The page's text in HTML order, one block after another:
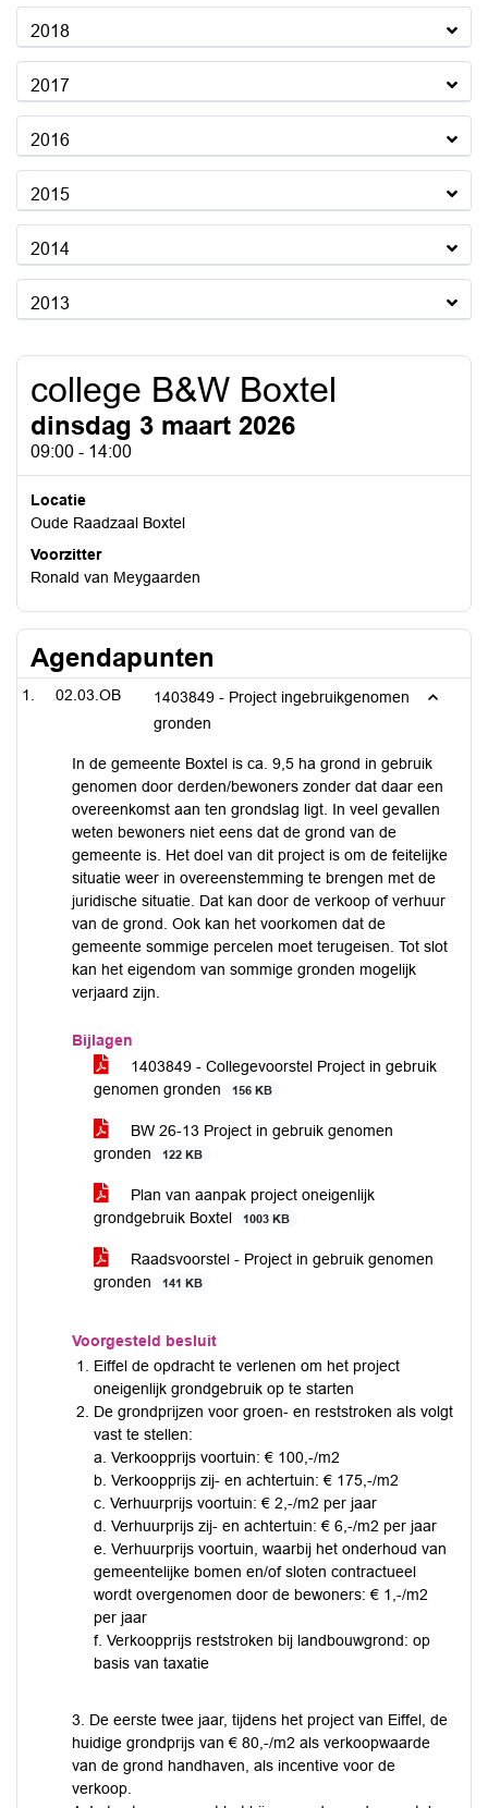
2018
2017
2016
2015
2014
2013
college B&W Boxtel
dinsdag 3 maart 2026
09:00 - 14:00
Locatie
Oude Raadzaal Boxtel
Voorzitter
Ronald van Meygaarden
Agendapunten
02.03.OB
1403849 - Project ingebruikgenomen
gronden
In de gemeente Boxtel is ca. 9,5 ha grond in gebruik
genomen door derden/bewoners zonder dat daar een
overeenkomst aan ten grondslag ligt. In veel gevallen
weten bewoners niet eens dat de grond van de
gemeente is. Het doel van dit project is om de feitelijke
situatie weer in overeenstemming te brengen met de
juridische situatie. Dat kan door de verkoop of verhuur
van de grond. Ook kan het voorkomen dat de
gemeente sommige percelen moet terugeisen. Tot slot
kan het eigendom van sommige gronden mogelijk
verjaard zijn.
Bijlagen
1403849 - Collegevoorstel Project in gebruik
genomen gronden
156 KB
BW 26-13 Project in gebruik genomen
gronden
122 KB
Plan van aanpak project oneigenlijk
grondgebruik Boxtel
1003 KB
Raadsvoorstel - Project in gebruik genomen
gronden
141 KB
Voorgesteld besluit
Eiffel de opdracht te verlenen om het project
oneigenlijk grondgebruik op te starten
De grondprijzen voor groen- en reststroken als volgt
vast te stellen:
a. Verkoopprijs voortuin: € 100,-/m2
b. Verkoopprijs zij- en achtertuin: € 175,-/m2
c. Verhuurprijs voortuin: € 2,-/m2 per jaar
d. Verhuurprijs zij- en achtertuin: € 6,-/m2 per jaar
e. Verhuurprijs voortuin, waarbij het onderhoud van
gemeentelijke bomen en/of sloten contractueel
wordt overgenomen door de bewoners: € 1,-/m2
per jaar
f. Verkoopprijs reststroken bij landbouwgrond: op
basis van taxatie
3. De eerste twee jaar, tijdens het project van Eiffel, de
huidige grondprijs van € 80,-/m2 als verkoopwaarde
van de grond handhaven, als incentive voor de
verkoop.